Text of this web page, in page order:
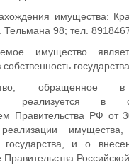
имущества:
Тельмана 98; тел.
имущество
обращенное в
реализуется в
Правительства РФ от
государства, и о
Правительства